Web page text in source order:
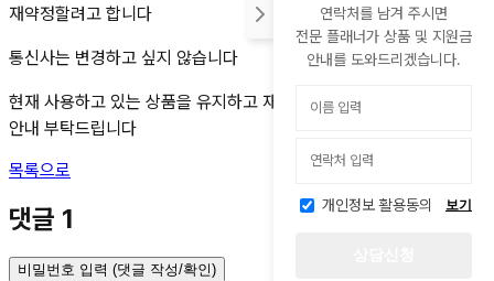
재약정할려고 합니다
통신사는 변경하고 싶지 않습니다
현재 사용하고 있는 상품을 유지하고 재약정 시 받을 수 있는 혜택
안내 부탁드립니다
목록으로
댓글 1
비밀번호 입력 (댓글 작성/확인)
연락처를 남겨 주시면
전문 플래너가 상품 및 지원금
안내를 도와드리겠습니다.
개인정보 활용동의 보기